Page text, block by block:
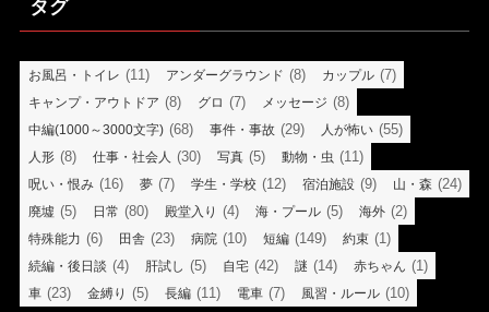
タグ
お風呂・トイレ (11) アンダーグラウンド (8) カップル (7)
キャンプ・アウトドア (8) グロ (7) メッセージ (8)
中編(1000～3000文字) (68) 事件・事故 (29) 人が怖い (55)
人形 (8) 仕事・社会人 (30) 写真 (5) 動物・虫 (11)
呪い・恨み (16) 夢 (7) 学生・学校 (12) 宿泊施設 (9) 山・森 (24)
廃墟 (5) 日常 (80) 殿堂入り (4) 海・プール (5) 海外 (2)
特殊能力 (6) 田舎 (23) 病院 (10) 短編 (149) 約束 (1)
続編・後日談 (4) 肝試し (5) 自宅 (42) 謎 (14) 赤ちゃん (1)
車 (23) 金縛り (5) 長編 (11) 電車 (7) 風習・ルール (10)